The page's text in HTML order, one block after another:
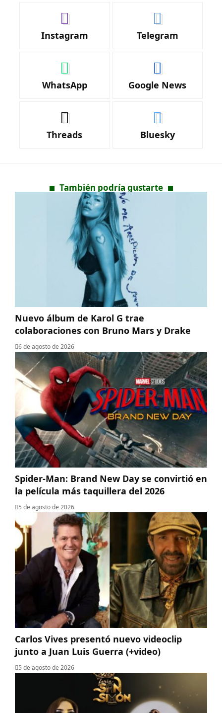
Instagram Telegram
WhatsApp Google News
Threads Bluesky
También podría gustarte
Nuevo álbum de Karol G trae
colaboraciones con Bruno Mars y Drake
6 de agosto de 2026
Spider-Man: Brand New Day se convirtió en
la película más taquillera del 2026
5 de agosto de 2026
Carlos Vives presentó nuevo videoclip
junto a Juan Luis Guerra (+video)
5 de agosto de 2026